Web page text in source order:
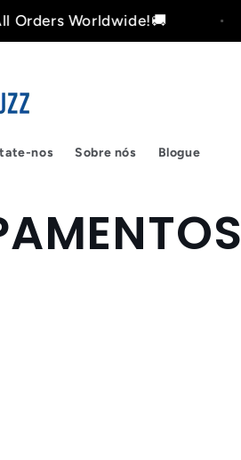
Worldwide!🚚
nos Sobre nós Blogue